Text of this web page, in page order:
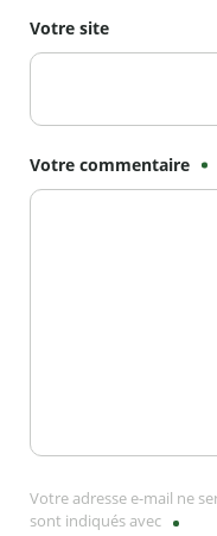
Votre site
Votre commentaire
Votre adresse e-mail ne
sont indiqués avec